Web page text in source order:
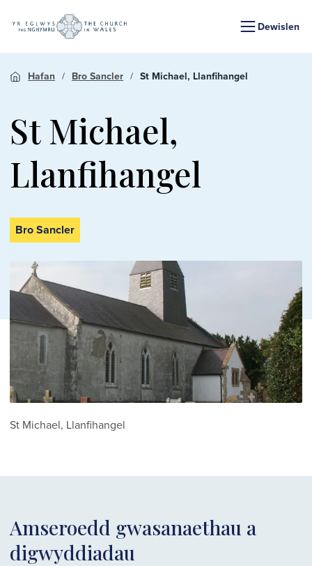
Dewislen
Hafan Bro Sancler St Michael, Llanfihangel
St Michael,
Llanfihangel
Bro Sancler
St Michael, Llanfihangel
Amseroedd gwasanaethau a
digwyddiadau